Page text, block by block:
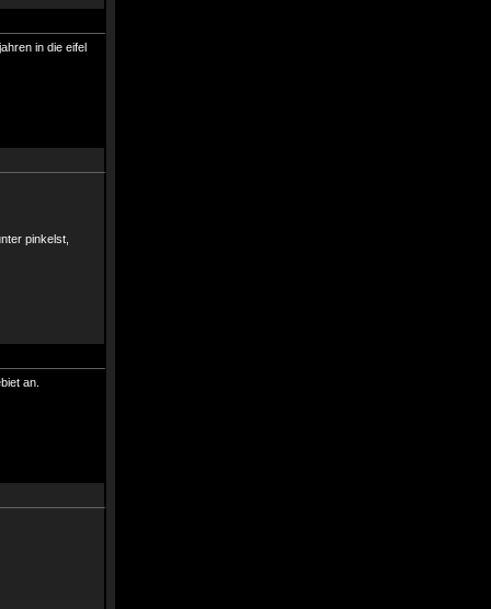
in die eifel
pinkelst,
an.